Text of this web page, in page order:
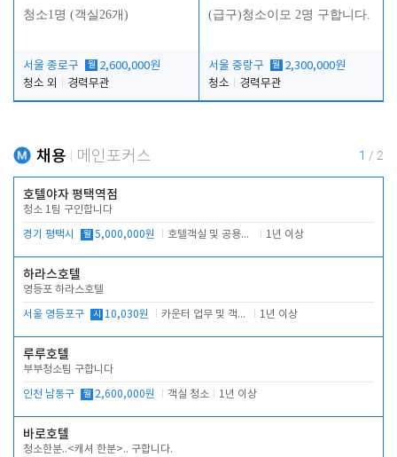
청소1명 (객실26개)
서울 종로구 월 2,600,000원
청소 외
경력무관
(급구)청소이모 2명 구합니다.
서울 중랑구 월 2,300,000원
청소
경력무관
채용 메인포커스 1 / 2
호텔야자 평택역점
청소 1팀 구인합니다
경기 평택시 월 5,000,000원 호텔객실 및 공용시설 청소 관리 1년 이상
하라스호텔
영등포 하라스호텔
서울 영등포구 시 10,030원 카운터 업무 및 객실관리(청소상태 확인, 객실판매) 1년 이상
루루호텔
부부청소팀 구합니다
인천 남동구 월 2,600,000원 객실 청소 1년 이상
바로호텔
청소한분..<캐셔 한분>.. 구합니다.